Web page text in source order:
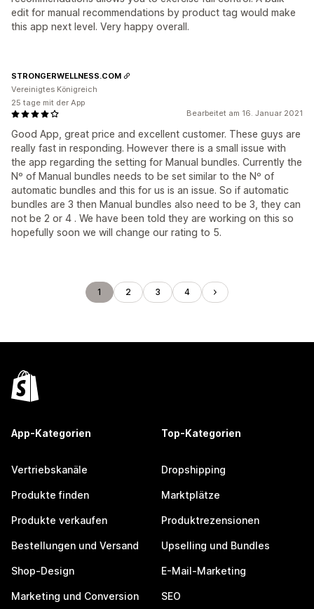
edit for manual recommendations by product tag would make
this app next level. Very happy overall.
Bearbeitet am 16. Januar 2021
Good App, great price and excellent customer. These guys are
really fast in responding. However there is a small issue with
the app regarding the setting for Manual bundles. Currently the
Nº of Manual bundles needs to be set similar to the Nº of
automatic bundles and this for us is an issue. So if automatic
bundles are 3 then Manual bundles also need to be 3, they can
not be 2 or 4 . We have been told they are working on this so
hopefully soon we will change our rating to 5.
STRONGERWELLNESS.COM
Vereinigtes Königreich
25 tage mit der App
1 2 3 4
App-Kategorien
Vertriebskanäle
Produkte finden
Produkte verkaufen
Bestellungen und Versand
Shop-Design
Marketing und Conversion
Top-Kategorien
Dropshipping
Marktplätze
Produktrezensionen
Upselling und Bundles
E-Mail-Marketing
SEO